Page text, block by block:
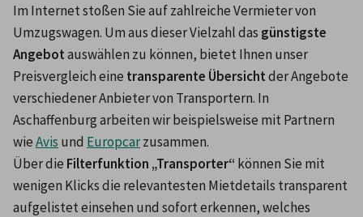
Im Internet stoßen Sie auf zahlreiche Vermieter von
Umzugswagen. Um aus dieser Vielzahl das günstigste
Angebot auswählen zu können, bietet Ihnen unser
Preisvergleich eine transparente Übersicht der Angebote
verschiedener Anbieter von Transportern. In
Aschaffenburg arbeiten wir beispielsweise mit Partnern
wie Avis und Europcar zusammen.
Über die Filterfunktion „Transporter“ können Sie mit
wenigen Klicks die relevantesten Mietdetails transparent
aufgelistet einsehen und sofort erkennen, welches